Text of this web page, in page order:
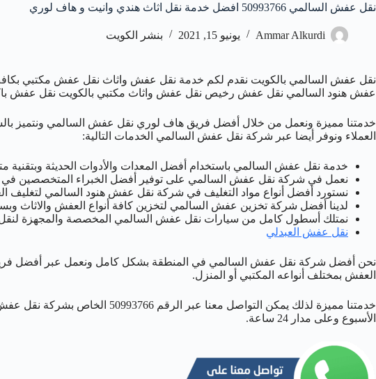
نقل عفش السالمي 50993766 افضل خدمة نقل اثاث هندي وانيت و هاف لوري
Ammar Alkurdi يونيو 15, 2021 بنشر الكويت
نقل عفش السالمي بالكويت نقدم لكم خدمة نقل عفش واثاث نقل عفش مكتبي بكافة
عفش هنود السالمي نقل عفش رخيص نقل عفش واثاث مكتبي بالكويت نقل عفش
خدمتنا مميزة ونعمل من خلال أفضل فريق هاف لوري نقل عفش السالمي ونتميز
العملاء ونوفر أيضا عبر شركة نقل عفش السالمي الخدمات التالية:
خدمة نقل عفش السالمي باستخدام أفضل المعدات والأدوات الحديثة وبتقنية
نعمل في شركة نقل عفش السالمي على توفير أفضل الخبراء المتخصصين في
نستورد أفضل أنواع مواد التغليف في شركة نقل عفش هنود السالمي لتغليف
لدينا أفضل شركة تخزين عفش السالمي لتخزين كافة أنواع العفش والاثاث
نمتلك أسطول كامل من سيارات نقل عفش السالمي المخصصة والمجهزة لنقل
نقل عفش العبدلي
نحن أفضل شركة نقل عفش السالمي في المنطقة بشكل كامل ونعمل عبر أفضل
العفش بمختلف أنواعه المكتبي أو المنزل.
خدمتنا مميزة لذلك يمكن التواصل معنا عبر
الأسبوع وعلى مدار 24 ساعة.